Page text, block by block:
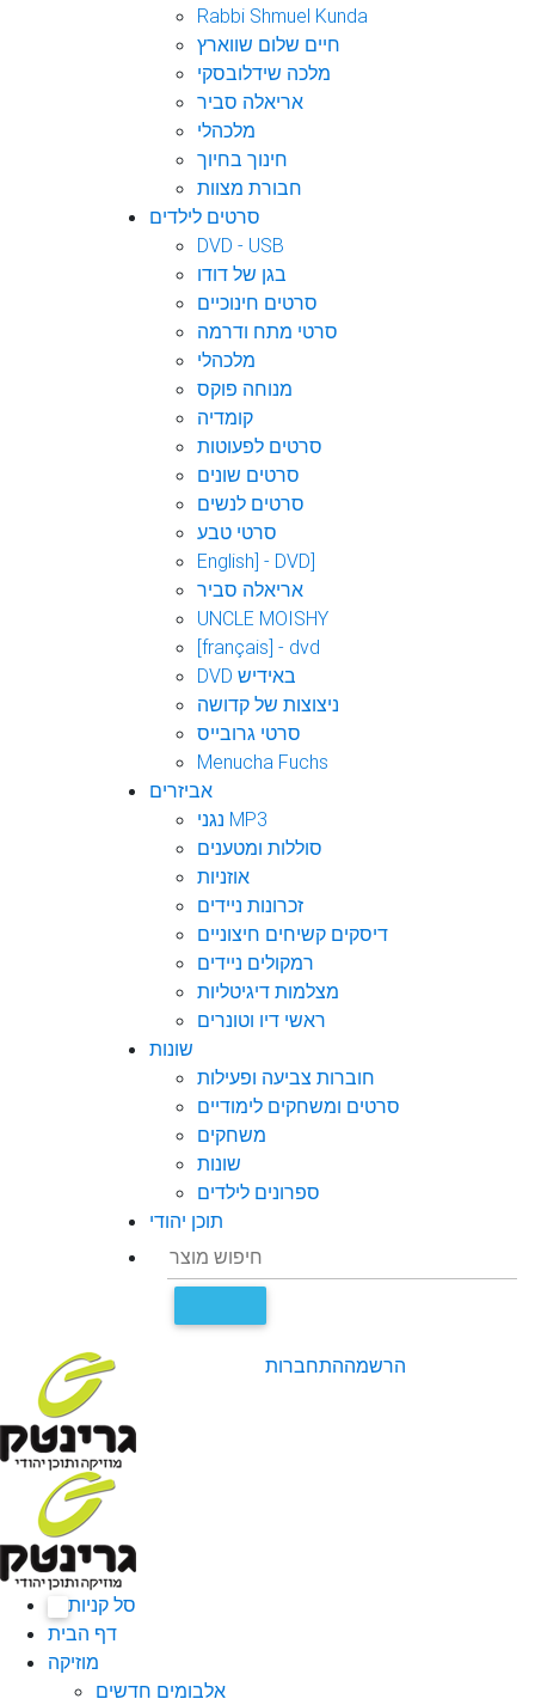
Rabbi Shmuel Kunda
חיים שלום שווארץ
מלכה שידלובסקי
אריאלה סביר
מלכהלי
חינוך בחיוך
חבורת מצוות
סרטים לילדים
DVD - USB
בגן של דודו
סרטים חינוכיים
סרטי מתח ודרמה
מלכהלי
מנוחה פוקס
קומדיה
סרטים לפעוטות
סרטים שונים
סרטים לנשים
סרטי טבע
English] - DVD]
אריאלה סביר
UNCLE MOISHY
[français] - dvd
DVD באידיש
ניצוצות של קדושה
סרטי גרובייס
Menucha Fuchs
אביזרים
נגני MP3
סוללות ומטענים
אוזניות
זכרונות ניידים
דיסקים קשיחים חיצוניים
רמקולים ניידים
מצלמות דיגיטליות
ראשי דיו וטונרים
שונות
חוברות צביעה ופעילות
סרטים ומשחקים לימודיים
משחקים
שונות
ספרונים לילדים
תוכן יהודי
התחברותהרשמה
סל קניות
דף הבית
מוזיקה
אלבומים חדשים